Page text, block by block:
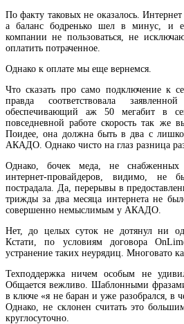
По факту таковых не оказалось.
а баланс бодренько шел в минус, и
компании не пользоваться, не
оплатить потраченное.
Однако к оплате мы еще вернемся.
Что сказать про само подключение к
правда соответствовала
обеспечивающий аж 50 мегабит в
повседневной работе скорость так же
Поидее, она должна быть в два с
АКАДО. Однако чисто на глаз разница
Однако, бочек меда, не снабженных
интернет-провайдеров, видимо, не
пострадала. Да, перерывы в
трижды за два месяца интернета не
совершенно немыслимым у АКАДО.
Нет, до целых суток не дотянул ни
Кстати, по условиям договора
устранение таких неурядиц. Многовато
Техподдержка ничем особым не
Общается вежливо. Шаблонными
в ключе «я не баран и уже разобрался, в
Однако, не склонен считать это
круглосуточно.